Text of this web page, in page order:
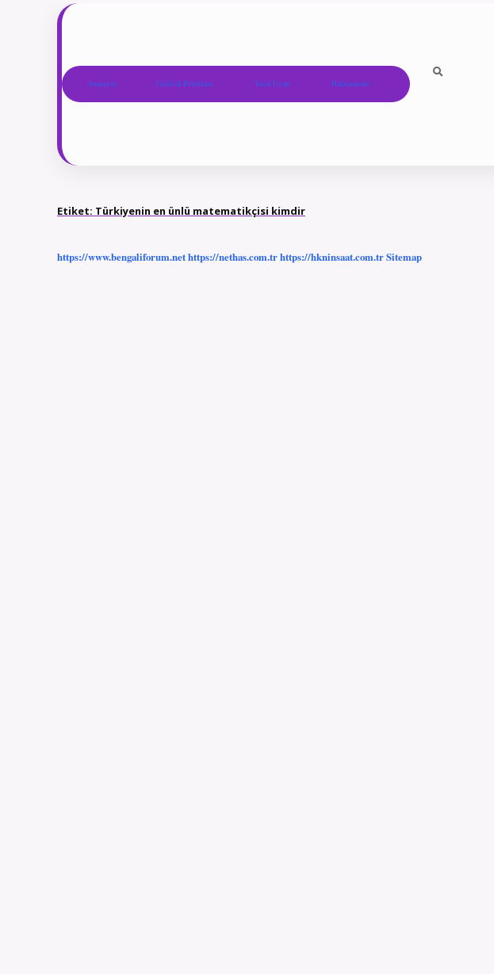
Anasayfa Gizlilik Politikası Yasal Uyarı Hakkımızda
Etiket: Türkiyenin en ünlü matematikçisi kimdir
https://www.bengaliforum.nethttps://nethas.com.trhttps://hkninsaat.com.trSitemap